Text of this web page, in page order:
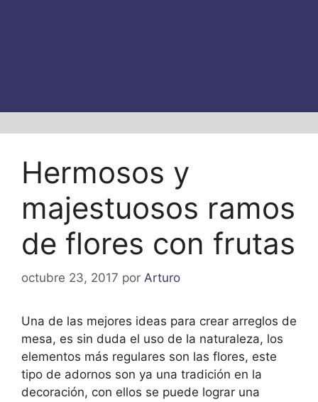
Hermosos y
majestuosos ramos
de flores con frutas
octubre 23, 2017 por Arturo
Una de las mejores ideas para crear arreglos de
mesa, es sin duda el uso de la naturaleza, los
elementos más regulares son las flores, este
tipo de adornos son ya una tradición en la
decoración, con ellos se puede lograr una